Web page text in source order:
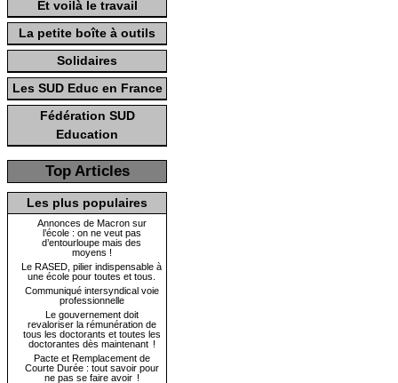
Et voilà le travail
La petite boîte à outils
Solidaires
Les SUD Educ en France
Fédération SUD
Education
Top Articles
Les plus populaires
Annonces de Macron sur
l’école : on ne veut pas
d’entourloupe mais des
moyens !
Le RASED, pilier indispensable à
une école pour toutes et tous.
Communiqué intersyndical voie
professionnelle
Le gouvernement doit
revaloriser la rémunération de
tous les doctorants et toutes les
doctorantes dès maintenant !
Pacte et Remplacement de
Courte Durée : tout savoir pour
ne pas se faire avoir !